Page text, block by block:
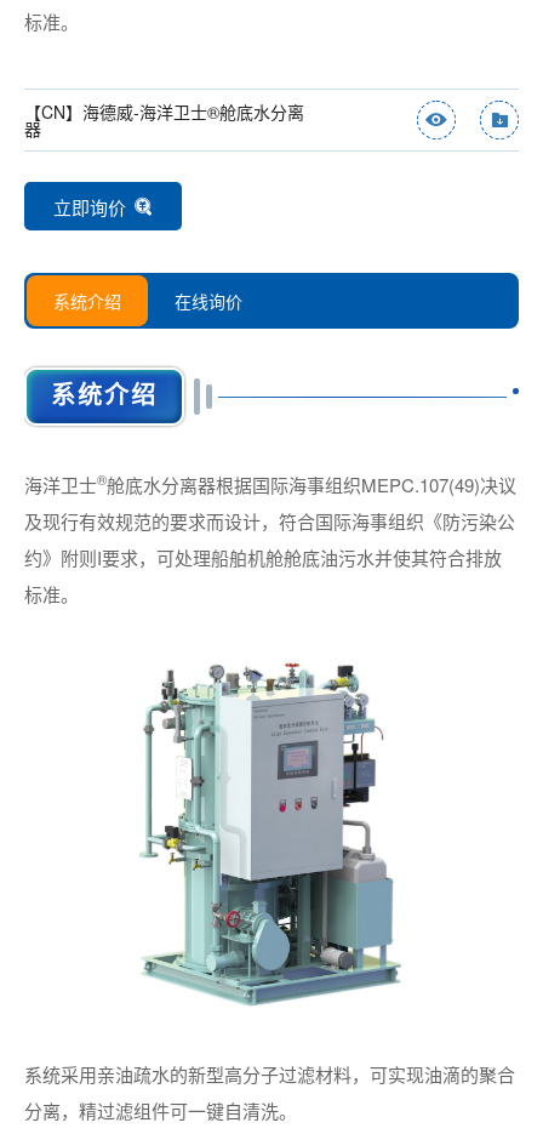
标准。
【CN】海德威-海洋卫士®舱底水分离
器
立即询价
系统介绍 在线询价
系统介绍
海洋卫士®舱底水分离器根据国际海事组织MEPC.107(49)决议
及现行有效规范的要求而设计，符合国际海事组织《防污染公
约》附则I要求，可处理船舶机舱舱底油污水并使其符合排放
标准。
系统采用亲油疏水的新型高分子过滤材料，可实现油滴的聚合
分离，精过滤组件可一键自清洗。
产品名称：*
电话：
邮箱：*
您的公司名称：